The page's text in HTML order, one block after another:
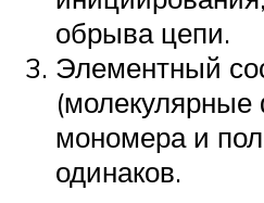
обрыва цепи.
Элементный
мономера и
одинаков.